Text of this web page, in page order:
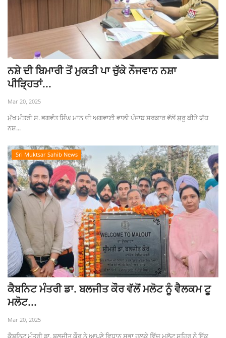
ਨਸ਼ੇ ਦੀ ਬਿਮਾਰੀ ਤੋਂ ਮੁਕਤੀ ਪਾ ਚੁੱਕੇ ਨੌਜਵਾਨ ਨਸ਼ਾ
ਪੀੜ੍ਹਿਤਾਂ...
Mar 20, 2025
ਮੁੱਖ ਮੰਤਰੀ ਸ. ਭਗਵੰਤ ਸਿੰਘ ਮਾਨ ਦੀ ਅਗਵਾਈ ਵਾਲੀ ਪੰਜਾਬ ਸਰਕਾਰ ਵੱਲੋਂ ਸ਼ੁਰੂ ਕੀਤੇ ਯੁੱਧ
ਨਸ਼...
Sri Muktsar Sahib News
ਕੈਬਨਿਟ ਮੰਤਰੀ ਡਾ. ਬਲਜੀਤ ਕੌਰ ਵੱਲੋਂ ਮਲੋਟ ਨੂੰ ਵੈਲਕਮ ਟੂ
ਮਲੋਟ...
Mar 20, 2025
ਕੈਬਨਿਟ ਮੰਤਰੀ ਡਾ. ਬਲਜੀਤ ਕੌਰ ਨੇ ਆਪਣੇ ਵਿਧਾਨ ਸਭਾ ਹਲਕੇ ਵਿੱਚ ਮਲੋਟ ਸ਼ਹਿਰ ਨੂੰ ਇੱਕ